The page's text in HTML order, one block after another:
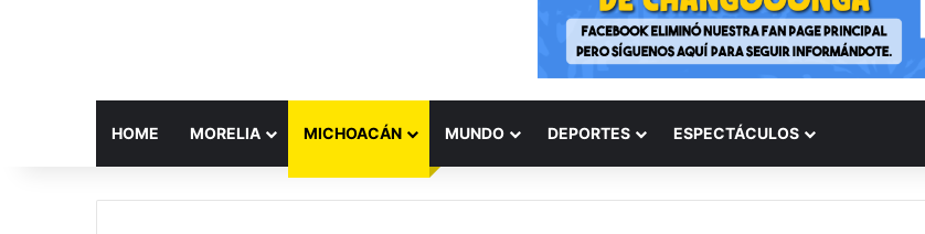
HOME MORELIA MICHOACÁN MUNDO DEPORTES ESPECTÁCULOS